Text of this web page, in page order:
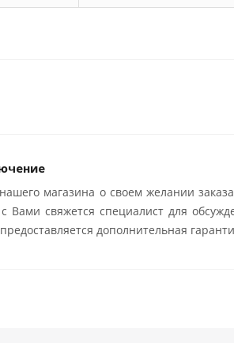
магазина о своем желании
Вами свяжется специалист для
дополнительная